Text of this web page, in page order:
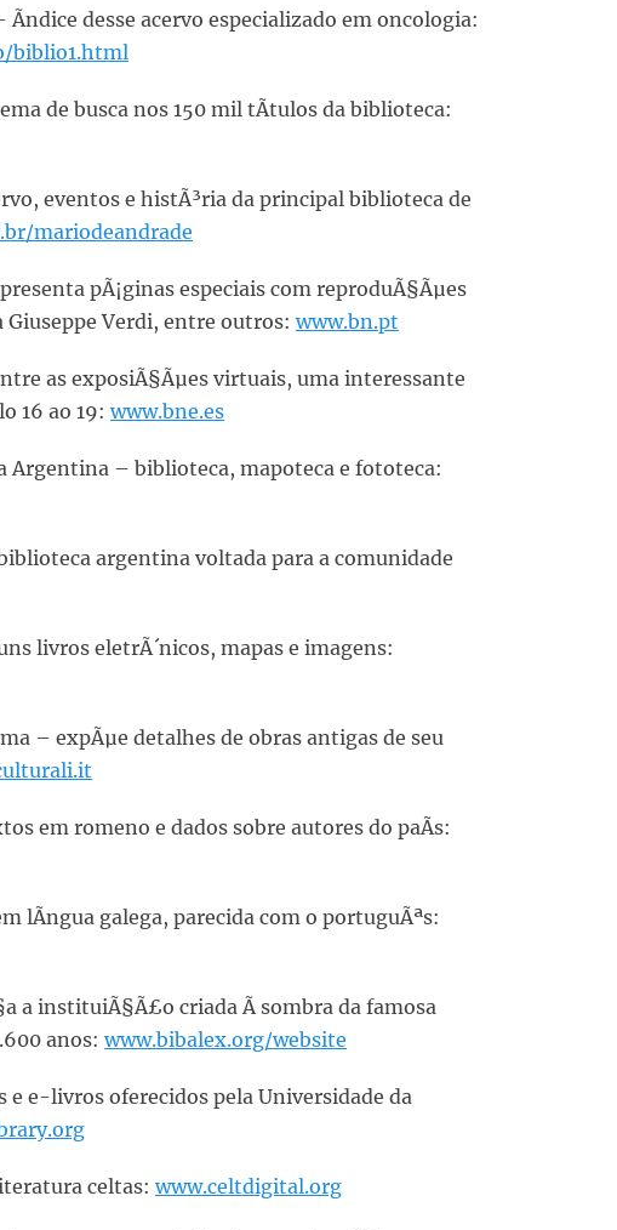
desse acervo especializado em oncologia:
biblio1.html
de busca nos 150 mil tÃ­tulos da biblioteca:
eventos e histÃ³ria da principal biblioteca de
mariodeandrade
pÃ¡ginas especiais com reproduÃ§Ãµes
Giuseppe Verdi, entre outros: www.bn.pt
as exposiÃ§Ãµes virtuais, uma interessante
16 ao 19: www.bne.es
Argentina – biblioteca, mapoteca e fototeca:
argentina voltada para a comunidade
livros eletrÃ´nicos, mapas e imagens:
– expÃµe detalhes de obras antigas de seu
em romeno e dados sobre autores do paÃ­s:
lÃ­ngua galega, parecida com o portuguÃªs:
a instituiÃ§Ã£o criada Ã sombra da famosa
anos: www.bibalex.org/website
e-livros oferecidos pela Universidade da
celtas: www.celtdigital.org